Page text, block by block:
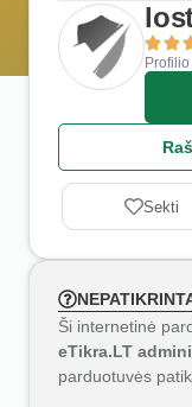
Sekti
Ši internetinė
eTikra.LT
parduotuvės